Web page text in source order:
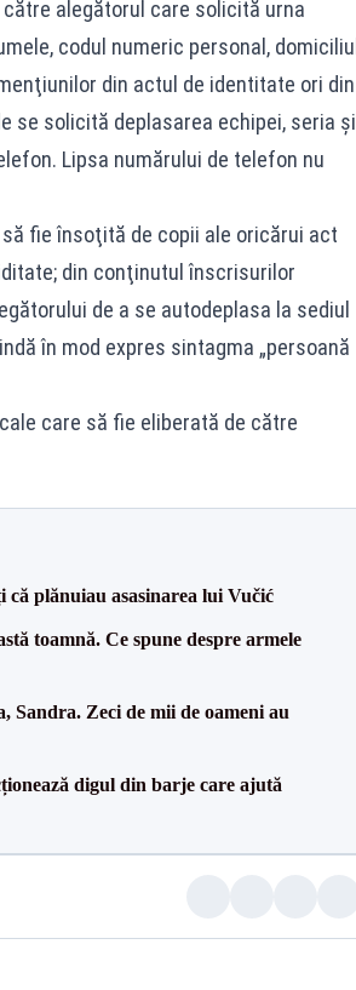
alegătorul care solicită urna
codul numeric personal, domiciliul
din actul de identitate ori din
se solicită deplasarea echipei, seria şi
Lipsa numărului de telefon nu
fie însoţită de copii ale oricărui act
din conţinutul înscrisurilor
de a se autodeplasa la sediul
în mod expres sintagma „persoană
care să fie eliberată de către
plănuiau asasinarea lui Vučić
toamnă. Ce spune despre armele
Sandra. Zeci de mii de oameni au
digul din barje care ajută